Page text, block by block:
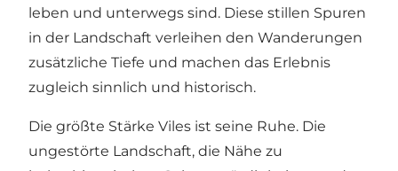
leben und unterwegs sind. Diese stillen Spuren
in der Landschaft verleihen den Wanderungen
zusätzliche Tiefe und machen das Erlebnis
zugleich sinnlich und historisch.
Die größte Stärke Viles ist seine Ruhe. Die
ungestörte Landschaft, die Nähe zu